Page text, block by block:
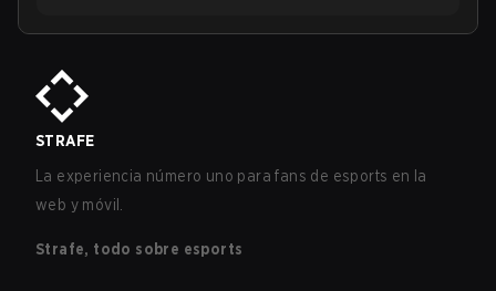
STRAFE
La experiencia número uno para fans de esports en la
web y móvil.
Strafe, todo sobre esports